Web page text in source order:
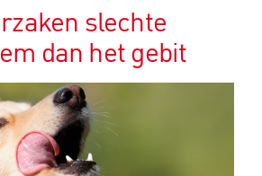
slechte
dan het gebit